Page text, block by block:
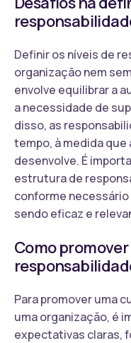
Definir os níveis de
organização nem
envolve equilibrar a
a necessidade de
disso, as
tempo, à medida que
desenvolve. É
estrutura de
conforme
sendo eficaz e
Como
Para promover uma
uma organização, é
expectativas claras,